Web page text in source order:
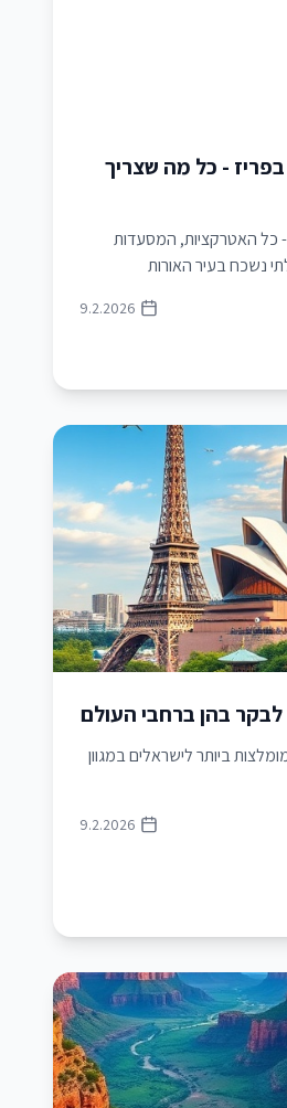
- כל מה שצריך
כל האטרקציות, המסעדות
נשכח בעיר האורות
9.2.2026
ביותר לישראלים במגוון
9.2.2026